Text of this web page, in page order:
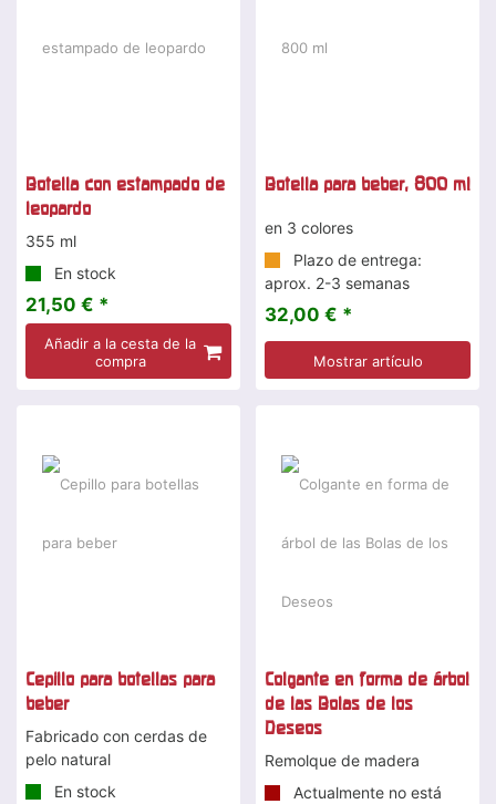
Botella con estampado de
leopardo
355 ml
En stock
21,50 € *
Añadir a la cesta de la
compra
Botella para beber, 800 ml
en 3 colores
Plazo de entrega:
aprox. 2-3 semanas
32,00 € *
Mostrar artículo
Cepillo para botellas para
beber
Fabricado con cerdas de
pelo natural
En stock
Colgante en forma de árbol
de las Bolas de los
Deseos
Remolque de madera
Actualmente no está